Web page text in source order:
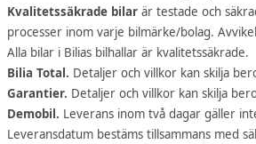
Kvalitetssäkrade bilar är testade och
processer inom varje bilmärke/bolag.
Alla bilar i Bilias bilhallar är kvalitetssäkrade.
Bilia Total. Detaljer och villkor kan skilja
Garantier. Detaljer och villkor kan skilja
Demobil. Leverans inom två dagar gäller
Leveransdatum bestäms tillsammans med